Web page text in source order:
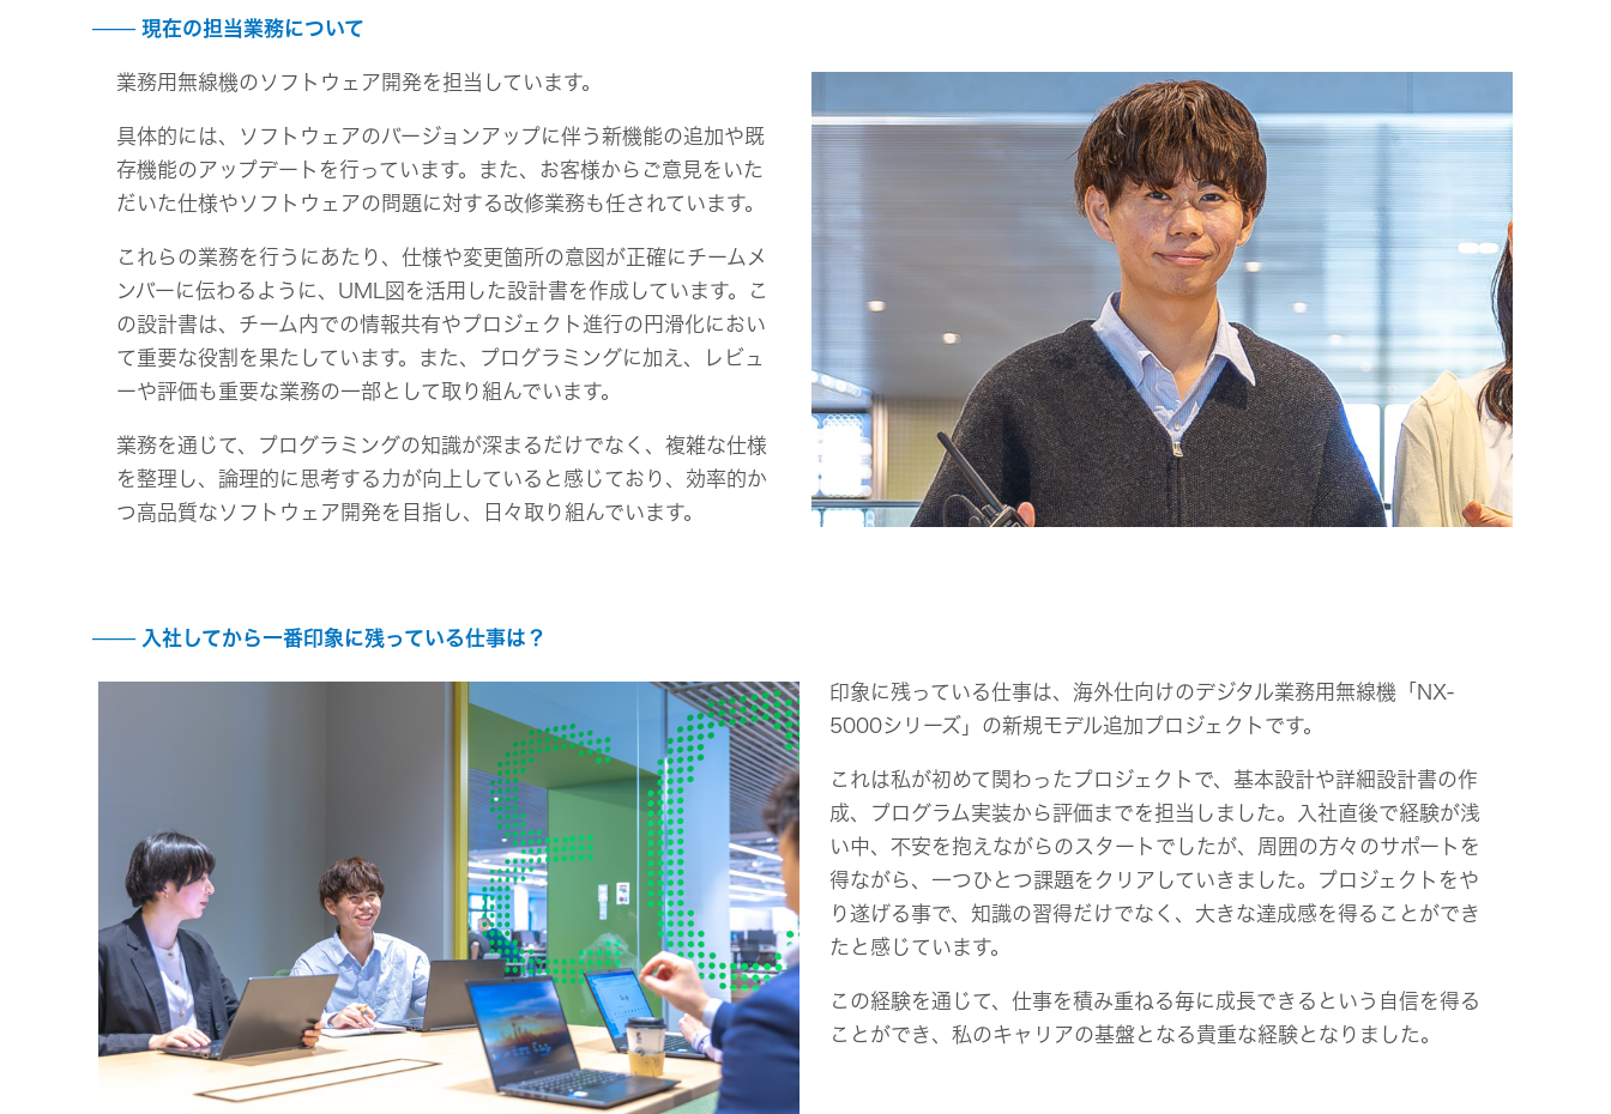
現在の担当業務について
業務用無線機のソフトウェア開発を担当しています。
具体的には、ソフトウェアのバージョンアップに伴う新機能の追加や既
存機能のアップデートを行っています。また、お客様からご意見をいた
だいた仕様やソフトウェアの問題に対する改修業務も任されています。
これらの業務を行うにあたり、仕様や変更箇所の意図が正確にチームメ
ンバーに伝わるように、UML図を活用した設計書を作成しています。こ
の設計書は、チーム内での情報共有やプロジェクト進行の円滑化におい
て重要な役割を果たしています。また、プログラミングに加え、レビュ
ーや評価も重要な業務の一部として取り組んでいます。
業務を通じて、プログラミングの知識が深まるだけでなく、複雑な仕様
を整理し、論理的に思考する力が向上していると感じており、効率的か
つ高品質なソフトウェア開発を目指し、日々取り組んでいます。
入社してから一番印象に残っている仕事は？
印象に残っている仕事は、海外仕向けのデジタル業務用無線機「NX-
5000シリーズ」の新規モデル追加プロジェクトです。
これは私が初めて関わったプロジェクトで、基本設計や詳細設計書の作
成、プログラム実装から評価までを担当しました。入社直後で経験が浅
い中、不安を抱えながらのスタートでしたが、周囲の方々のサポートを
得ながら、一つひとつ課題をクリアしていきました。プロジェクトをや
り遂げる事で、知識の習得だけでなく、大きな達成感を得ることができ
たと感じています。
この経験を通じて、仕事を積み重ねる毎に成長できるという自信を得る
ことができ、私のキャリアの基盤となる貴重な経験となりました。